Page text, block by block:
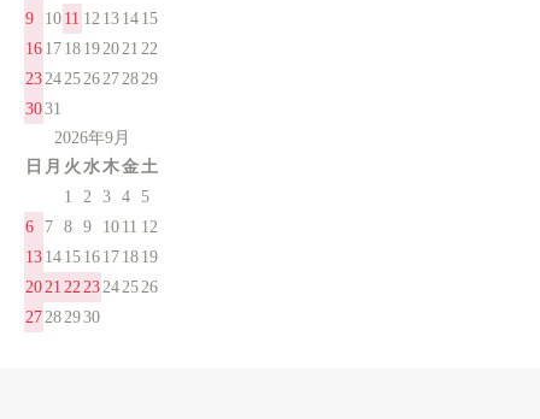
9
10 11 12 13 14 15
16 17 18 192021 22
23242526272829
3031
2026年9月
日 月 火 水木金土
1
2 3 4
5
6
7 8 9 10 11 12
13 14 15 16 17 18 19
2021 2223242526
27282930